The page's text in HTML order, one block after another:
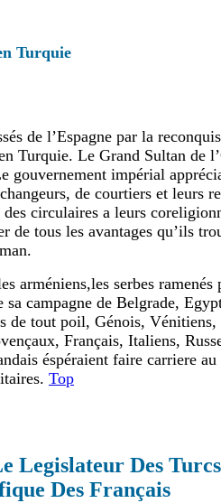
Turquie
de l’Espagne par la
Turquie. Le Grand Sultan de
gouvernement impérial
de courtiers et leurs
circulaires a leurs
de tous les avantages qu’ils
arméniens,les serbes
campagne de Belgrade,
de tout poil, Génois,
Français, Italiens,
éspéraient faire carriere
Top
Legislateur Des
Des Français